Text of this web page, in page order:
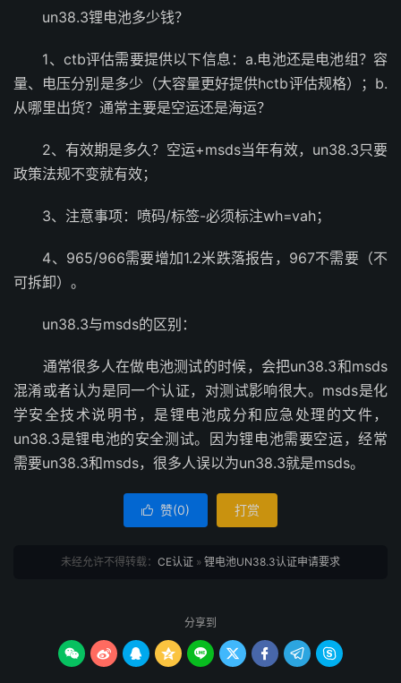
un38.3锂电池多少钱？
1、ctb评估需要提供以下信息：a.电池还是电池组？容
量、电压分别是多少（大容量更好提供hctb评估规格）；b.
从哪里出货？通常主要是空运还是海运？
2、有效期是多久？空运+msds当年有效，un38.3只要
政策法规不变就有效；
3、注意事项：喷码/标签-必须标注wh=vah；
4、965/966需要增加1.2米跌落报告，967不需要（不
可拆卸）。
un38.3与msds的区别：
通常很多人在做电池测试的时候，会把un38.3和msds
混淆或者认为是同一个认证，对测试影响很大。msds是化
学安全技术说明书，是锂电池成分和应急处理的文件，
un38.3是锂电池的安全测试。因为锂电池需要空运，经常
需要un38.3和msds，很多人误以为un38.3就是msds。
 赞(0) 打赏
未经允许不得转载： CE认证 » 锂电池UN38.3认证申请要求
分享到
        